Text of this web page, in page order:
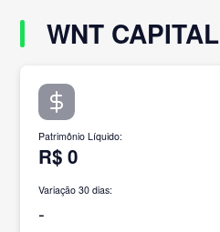
WNT CAPITAL
Patrimônio Líquido:
R$ 0
Variação 30 dias:
-